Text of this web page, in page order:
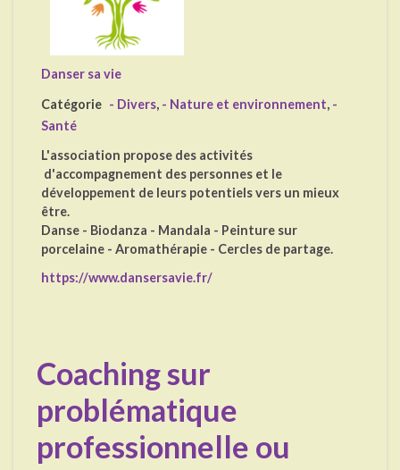
Danser sa vie
Catégorie - Divers, - Nature et environnement, -
Santé
L'association propose des activités
d'accompagnement des personnes et le
développement de leurs potentiels vers un mieux
être.
Danse - Biodanza - Mandala - Peinture sur
porcelaine - Aromathérapie - Cercles de partage.
https://www.dansersavie.fr/
Coaching sur
problématique
professionnelle ou